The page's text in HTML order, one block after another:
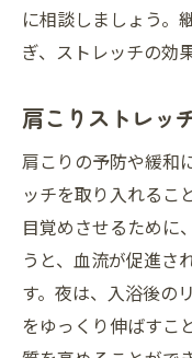
に相談しましょう。
ぎ、ストレッチの効
肩こりストレッ
肩こりの予防や緩和
ッチを取り入れるこ
目覚めさせるために
うと、血流が促進さ
す。夜は、入浴後の
をゆっくり伸ばすこ